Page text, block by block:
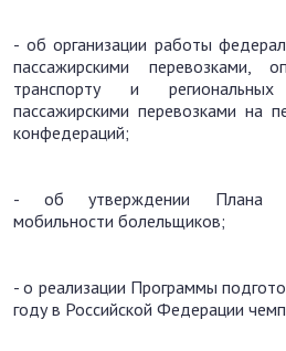
- об организации работы
пассажирскими перевозками,
транспорту и
пассажирскими перевозками на
конфедераций;
- об утверждении Плана
мобильности болельщиков;
- о реализации Программы
году в Российской Федерации